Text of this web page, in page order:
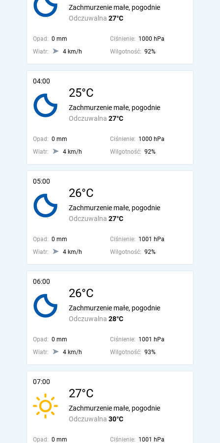
Odczuwalna 27°C
Zachmurzenie małe, pogodnie
Opad: 0 mm Ciśnienie: 1000 hPa
Wiatr:
4 km/h Wilgotność: 92%
04:00
25°C
Odczuwalna 27°C
Zachmurzenie małe, pogodnie
Opad: 0 mm Ciśnienie: 1000 hPa
Wiatr:
4 km/h Wilgotność: 92%
05:00
26°C
Odczuwalna 27°C
Zachmurzenie małe, pogodnie
Opad: 0 mm Ciśnienie: 1001 hPa
Wiatr:
4 km/h Wilgotność: 92%
06:00
26°C
Odczuwalna 28°C
Zachmurzenie małe, pogodnie
Opad: 0 mm Ciśnienie: 1001 hPa
Wiatr:
4 km/h Wilgotność: 93%
07:00
27°C
Odczuwalna 30°C
Zachmurzenie małe, pogodnie
Opad: 0 mm Ciśnienie: 1001 hPa